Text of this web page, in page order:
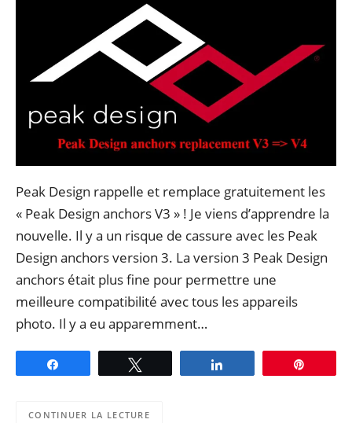
Peak Design rappelle et remplace gratuitement les
« Peak Design anchors V3 » ! Je viens d’apprendre la
nouvelle. Il y a un risque de cassure avec les Peak
Design anchors version 3. La version 3 Peak Design
anchors était plus fine pour permettre une
meilleure compatibilité avec tous les appareils
photo. Il y a eu apparemment…
CONTINUER LA LECTURE